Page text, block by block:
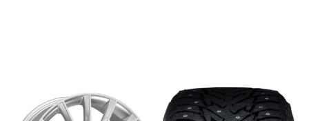
Hjulpakker